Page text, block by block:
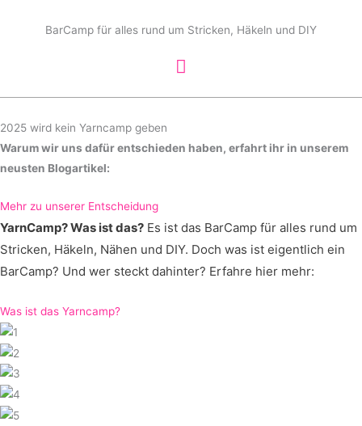
BarCamp für alles rund um Stricken, Häkeln und DIY
Hauptmenü
2025 wird kein Yarncamp geben
Warum wir uns dafür entschieden haben, erfahrt ihr in unserem
neusten Blogartikel:
Mehr zu unserer Entscheidung
YarnCamp? Was ist das? Es ist das BarCamp für alles rund um
Stricken, Häkeln, Nähen und DIY. Doch was ist eigentlich ein
BarCamp? Und wer steckt dahinter? Erfahre hier mehr:
Was ist das Yarncamp?